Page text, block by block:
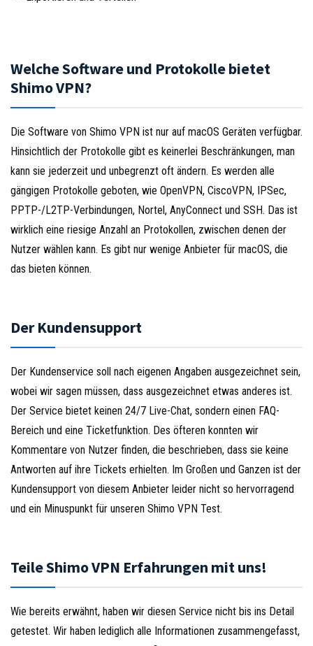
Welche Software und Protokolle bietet
Shimo VPN?
Die Software von Shimo VPN ist nur auf macOS Geräten verfügbar.
Hinsichtlich der Protokolle gibt es keinerlei Beschränkungen, man
kann sie jederzeit und unbegrenzt oft ändern. Es werden alle
gängigen Protokolle geboten, wie OpenVPN, CiscoVPN, IPSec,
PPTP-/L2TP-Verbindungen, Nortel, AnyConnect und SSH. Das ist
wirklich eine riesige Anzahl an Protokollen, zwischen denen der
Nutzer wählen kann. Es gibt nur wenige Anbieter für macOS, die
das bieten können.
Der Kundensupport
Der Kundenservice soll nach eigenen Angaben ausgezeichnet sein,
wobei wir sagen müssen, dass ausgezeichnet etwas anderes ist.
Der Service bietet keinen 24/7 Live-Chat, sondern einen FAQ-
Bereich und eine Ticketfunktion. Des öfteren konnten wir
Kommentare von Nutzer finden, die beschrieben, dass sie keine
Antworten auf ihre Tickets erhielten. Im Großen und Ganzen ist der
Kundensupport von diesem Anbieter leider nicht so hervorragend
und ein Minuspunkt für unseren Shimo VPN Test.
Teile Shimo VPN Erfahrungen mit uns!
Wie bereits erwähnt, haben wir diesen Service nicht bis ins Detail
getestet. Wir haben lediglich alle Informationen zusammengefasst,